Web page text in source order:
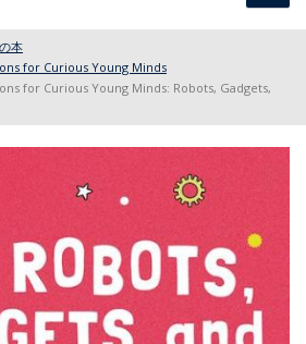
本
for Curious Young Minds
for Curious Young Minds: Robots, Gadgets,